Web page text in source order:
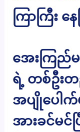
ကြာကြီး
အေးကြ
ရဲ့ တစ်ဦးတ
အပျိုပေါ
အားခင်မင်